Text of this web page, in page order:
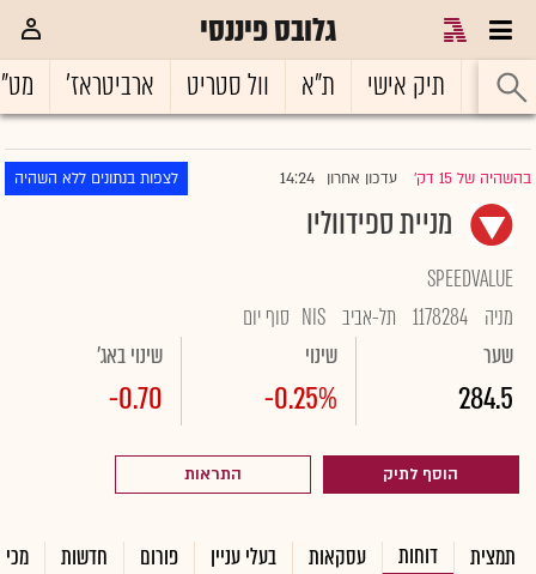
גלובס פיננסי
ראשי תיק אישי ת"א וול סטריט ארביטראז'
בהשהיה של 15 דק' |עדכון אחרון 14:24 לצפות בנתונים ללא השהיה
מניית ספידווליו
SPEEDVALUE
מניה 1178284 תל-אביב NIS סוף יום
שער
284.5
שינוי
-0.25%
שינוי באג'
-0.70
הוסף לתיק התראות
תמצית דוחות עסקאות בעלי עניין פורום חדשות